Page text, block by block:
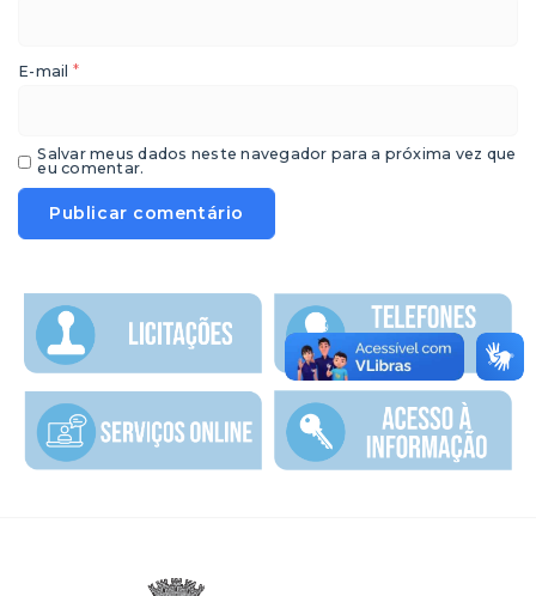
E-mail *
Salvar meus dados neste navegador para a próxima vez que
eu comentar.